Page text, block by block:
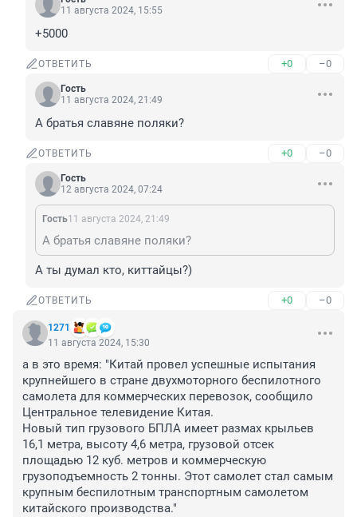
11 августа 2024, 15:55
+5000
ОТВЕТИТЬ +0 –0
Гость
11 августа 2024, 21:49
А братья славяне поляки?
ОТВЕТИТЬ +0 –0
Гость
12 августа 2024, 07:24
Гость11 августа 2024, 21:49
А братья славяне поляки?
А ты думал кто, киттайцы?)
ОТВЕТИТЬ +0 –0
1271
11 августа 2024, 15:30
а в это время: "Китай провел успешные испытания
крупнейшего в стране двухмоторного беспилотного
самолета для коммерческих перевозок, сообщило
Центральное телевидение Китая.
Новый тип грузового БПЛА имеет размах крыльев
16,1 метра, высоту 4,6 метра, грузовой отсек
площадью 12 куб. метров и коммерческую
грузоподъемность 2 тонны. Этот самолет стал самым
крупным беспилотным транспортным самолетом
китайского производства."